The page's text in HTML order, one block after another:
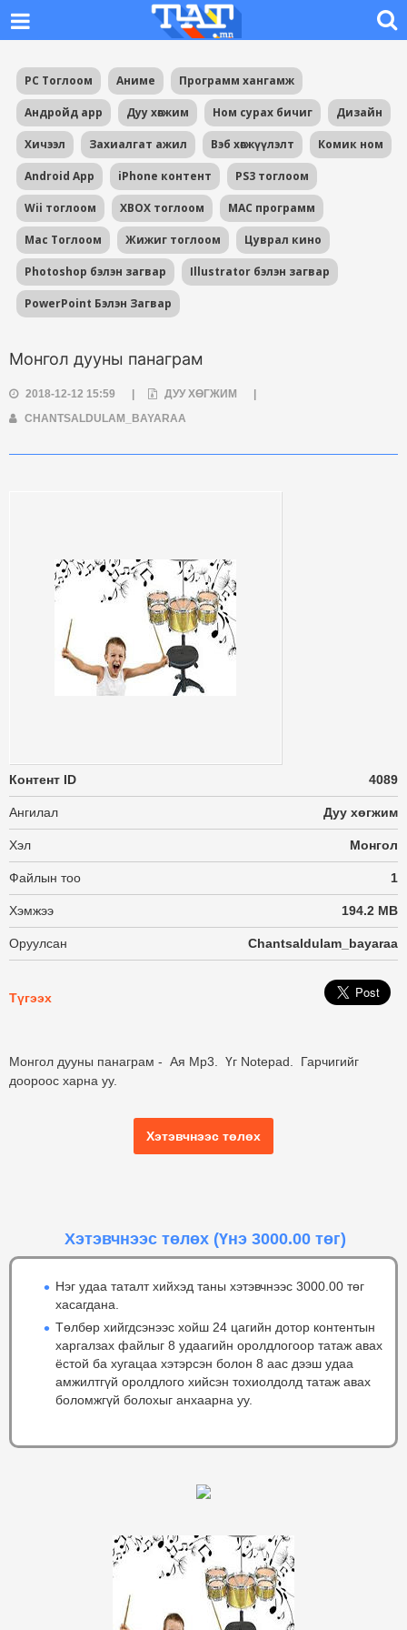
PC Тоглоом Аниме Программ хангамж
Андройд app Дуу хөгжим Ном сурах бичиг Дизайн
Хичээл Захиалгат ажил Вэб хөгжүүлэлт Комик ном
Android App iPhone контент PS3 тоглоом
Wii тоглоом XBOX тоглоом MAC программ
Mac Тоглоом Жижиг тоглоом Цуврал кино
Photoshop бэлэн загвар Illustrator бэлэн загвар
PowerPoint Бэлэн Загвар
Монгол дууны панаграм
2018-12-12 15:59 ДУУ ХӨГЖИМ
CHANTSALDULAM_BAYARAA
Контент ID 4089
Ангилал Дуу хөгжим
Хэл Монгол
Файлын тоо 1
Хэмжээ 194.2 MB
Оруулсан Chantsaldulam_bayaraa
Түгээх
Монгол дууны панаграм - Ая Mp3. Үг Notepad. Гарчигийг
доороос харна уу.
Хэтэвчнээс төлөх
Хэтэвчнээс төлөх (Үнэ 3000.00 төг)
Нэг удаа таталт хийхэд таны хэтэвчнээс 3000.00 төг
хасагдана.
Төлбөр хийгдсэнээс хойш 24 цагийн дотор контентын
харгалзах файлыг 8 удаагийн оролдлогоор татаж авах
ёстой ба хугацаа хэтэрсэн болон 8 аас дээш удаа
амжилтгүй оролдлого хийсэн тохиолдолд татаж авах
боломжгүй болохыг анхаарна уу.